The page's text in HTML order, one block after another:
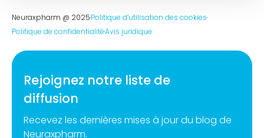
Neuraxpharm @ 2025Politique d’utilisation des cookies
Politique de confidentialitéAvis juridique
Rejoignez notre liste de
diffusion
Recevez les dernières mises à jour du blog de
Neuraxpharm.